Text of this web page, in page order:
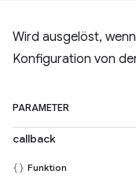
Wird ausgelöst,
Konfiguration von
PARAMETER
callback
Funktion